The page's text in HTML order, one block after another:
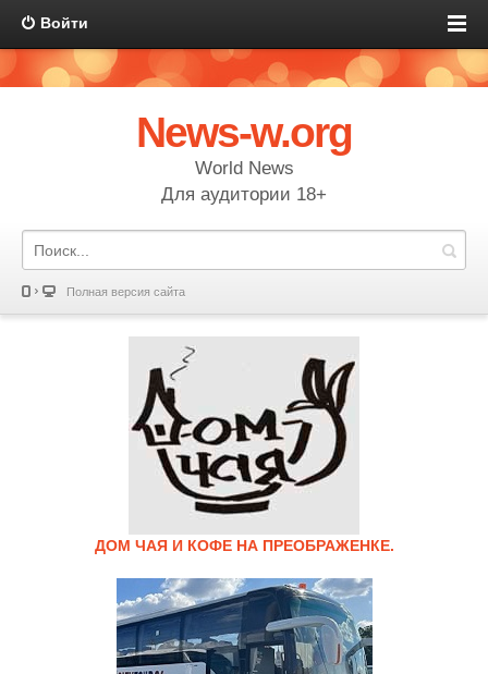
Войти
News-w.org
World News
Для аудитории 18+
Полная версия сайта
ДОМ ЧАЯ И КОФЕ НА ПРЕОБРАЖЕНКЕ.